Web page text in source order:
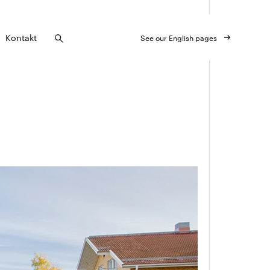
Kontakt See our English pages